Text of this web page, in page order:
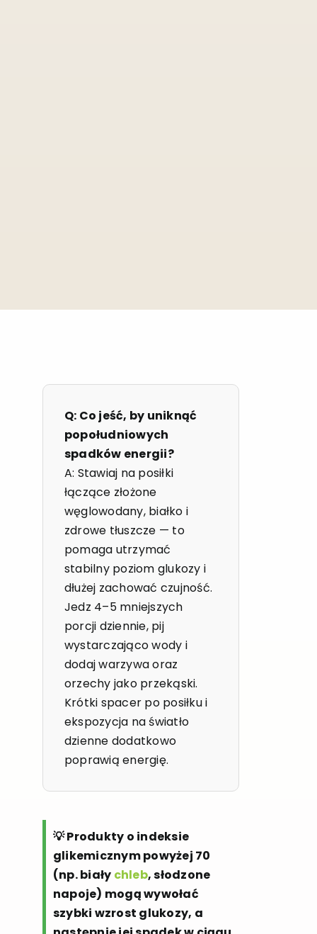
Q: Co jeść, by uniknąć
popołudniowych
spadków energii?
A: Stawiaj na posiłki
łączące złożone
węglowodany, białko i
zdrowe tłuszcze — to
pomaga utrzymać
stabilny poziom glukozy i
dłużej zachować czujność.
Jedz 4–5 mniejszych
porcji dziennie, pij
wystarczająco wody i
dodaj warzywa oraz
orzechy jako przekąski.
Krótki spacer po posiłku i
ekspozycja na światło
dzienne dodatkowo
poprawią energię.
💡 Produkty o indeksie
glikemicznym powyżej 70
(np. biały chleb, słodzone
napoje) mogą wywołać
szybki wzrost glukozy, a